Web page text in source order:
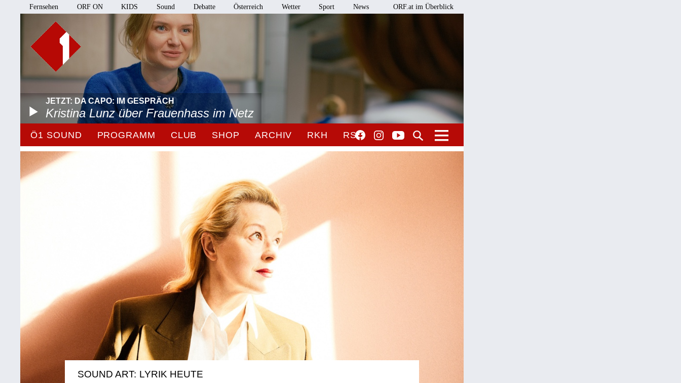
Fernsehen ORF ON KIDS Sound Debatte Österreich Wetter Sport News ORF.at im Überblick
JETZT: DA CAPO: IM GESPRÄCH
Kristina Lunz über Frauenhass im Netz
Ö1 SOUND PROGRAMM CLUB SHOP ARCHIV RKH RSO
SOUND ART: LYRIK HEUTE